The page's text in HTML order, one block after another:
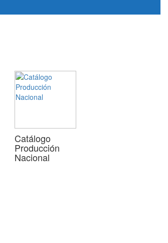
Catálogo
Producción
Nacional